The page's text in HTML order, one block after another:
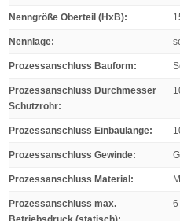
Nenngröße Oberteil (HxB):
Nennlage:
Prozessanschluss Bauform:
Prozessanschluss Durchmesser
Schutzrohr:
Prozessanschluss Einbaulänge:
Prozessanschluss Gewinde:
Prozessanschluss Material :
Prozessanschluss max.
6